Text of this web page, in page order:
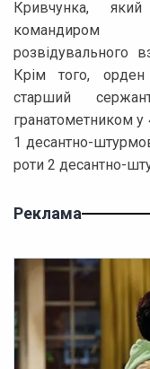
Кривчунка,
командиром
розвідувального
Крім того,
старший
гранатометником у
1 десантно-
роти 2 десантно-
Реклама